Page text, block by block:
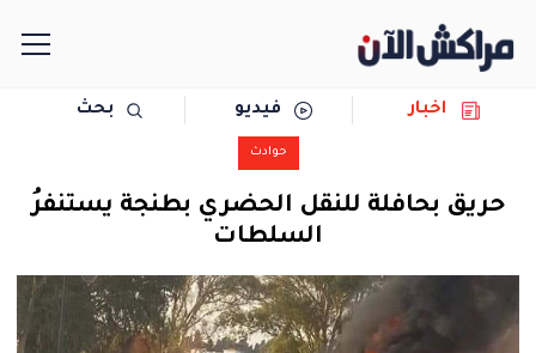
مجتمع
اخبار فيديو بحث
حوادث
حريق بحافلة للنقل الحضري بطنجة يستنفرُ
السلطات